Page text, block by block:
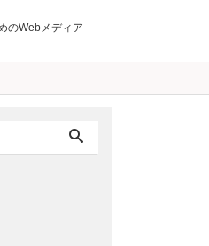
のWebメディア